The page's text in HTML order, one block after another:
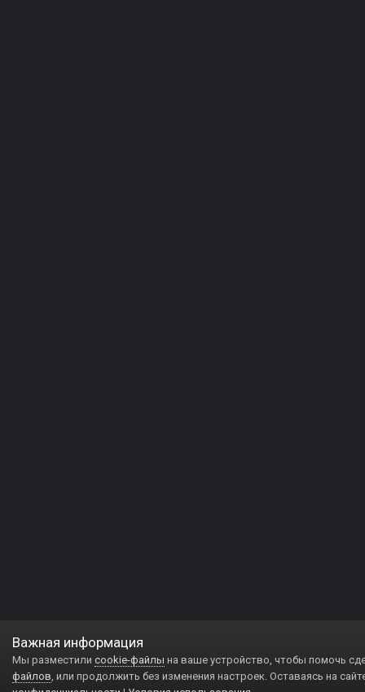
Важная информация
Мы разместили cookie-файлы на ваше устройство, чтобы помочь
файлов, или продолжить без изменения настроек. Оставаясь на